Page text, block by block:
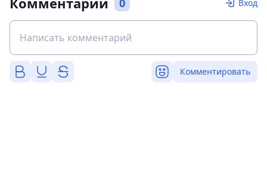
0 Вход
Комментировать